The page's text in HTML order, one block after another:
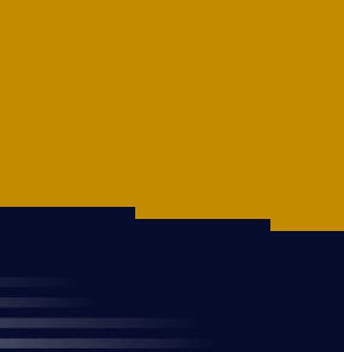
COURSES